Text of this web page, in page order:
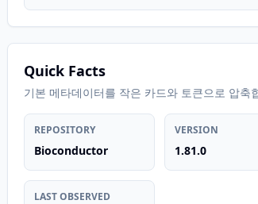
Quick Facts
기본 메타데이터를 작은 카드와 토큰으로 압축
REPOSITORY
Bioconductor
VERSION
1.81.0
LAST OBSERVED